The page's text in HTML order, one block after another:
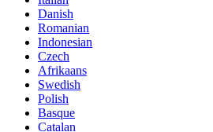
Danish
Romanian
Indonesian
Czech
Afrikaans
Swedish
Polish
Basque
Catalan